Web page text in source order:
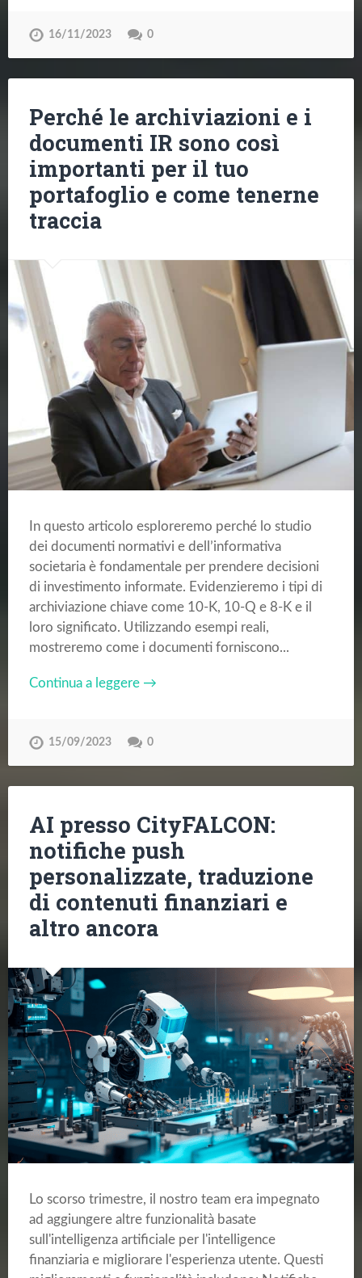
16/11/2023 0
Perché le archiviazioni e i
documenti IR sono così
importanti per il tuo
portafoglio e come tenerne
traccia
In questo articolo esploreremo perché lo studio
dei documenti normativi e dell’informativa
societaria è fondamentale per prendere decisioni
di investimento informate. Evidenzieremo i tipi di
archiviazione chiave come 10-K, 10-Q e 8-K e il
loro significato. Utilizzando esempi reali,
mostreremo come i documenti forniscono...
Continua a leggere →
15/09/2023 0
AI presso CityFALCON:
notifiche push
personalizzate, traduzione
di contenuti finanziari e
altro ancora
Lo scorso trimestre, il nostro team era impegnato
ad aggiungere altre funzionalità basate
sull'intelligenza artificiale per l'intelligence
finanziaria e migliorare l'esperienza utente. Questi